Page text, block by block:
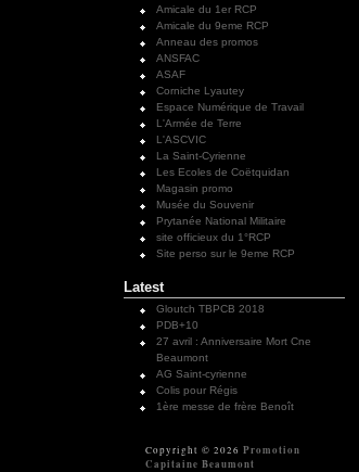
Amicale du 1er RCP
Amicale du 9eme RCP
Anneau des promos
ANSFAC
ASAF
Corniche Lyautey
Espace Numérique de Travail
L'Armée de Terre
L'ASCVIC
La Saint-Cyrienne
Les Ecoles de Coëtquidan
Magasin promo
Musée du Souvenir
Prytanée National Militaire
site officieux du 1°RCP
Site perso sur le 9eme RCP
Latest
Gloutch TBPCB 2018
PDB+10
27 avril : Anniversaire Mort Cne
Beaumont
AG Saint-cyrienne
Colis pour Régis
1ère messe de frère Benoît
Copyright © 2026 Promotion
Capitaine Beaumont